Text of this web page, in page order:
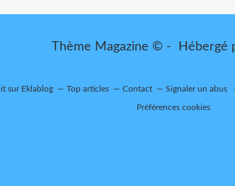
Thème Magazine © - Hébergé
sur Eklablog Top articles Contact Signaler un abus
Préférences cookies